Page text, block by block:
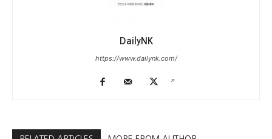
DailyNK
https://www.dailynk.com/